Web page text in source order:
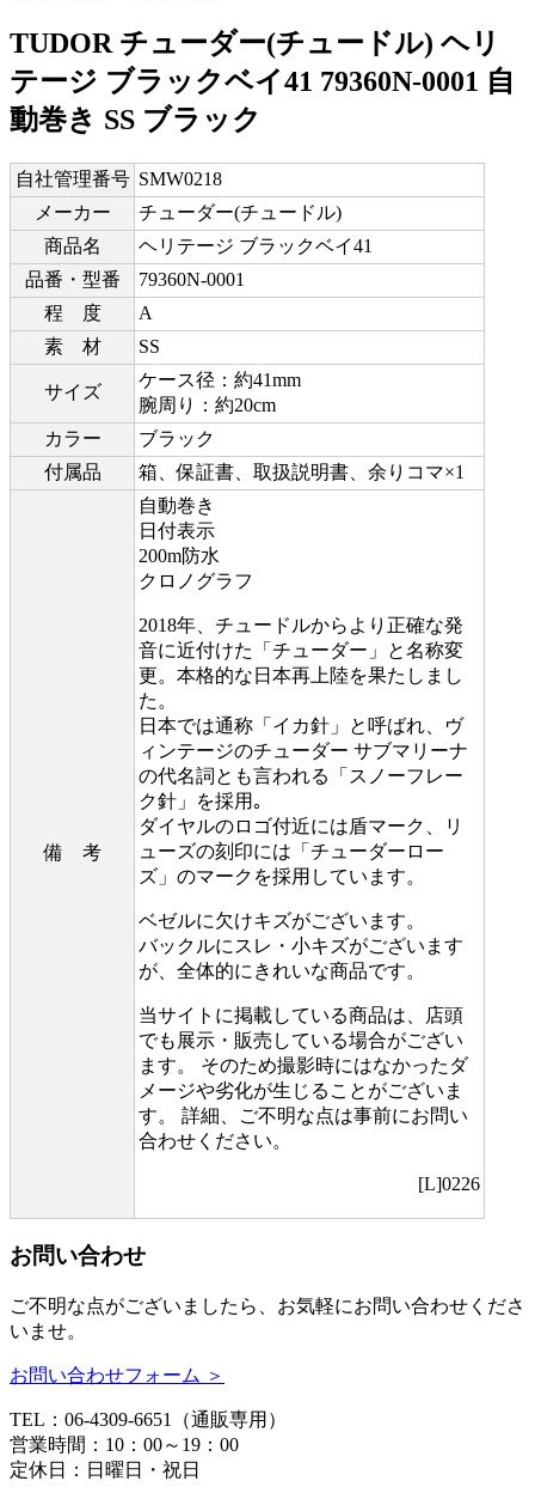
TUDOR チューダー(チュードル) ヘリ
テージ ブラックベイ41 79360N-0001 自
動巻き SS ブラック
自社管理番号 SMW0218
メーカー
チューダー(チュードル)
商品名
ヘリテージ ブラックベイ41
品番・型番
79360N-0001
程 度
A
素 材
SS
サイズ
ケース径：約41mm
腕周り：約20cm
カラー
ブラック
付属品
箱、保証書、取扱説明書、余りコマ×1
備 考
自動巻き
日付表示
200m防水
クロノグラフ
2018年、チュードルからより正確な発
音に近付けた「チューダー」と名称変
更。本格的な日本再上陸を果たしまし
た。
日本では通称「イカ針」と呼ばれ、ヴ
ィンテージのチューダー サブマリーナ
の代名詞とも言われる「スノーフレー
ク針」を採用｡
ダイヤルのロゴ付近には盾マーク、リ
ューズの刻印には「チューダーロー
ズ」のマークを採用しています。
ベゼルに欠けキズがございます。
バックルにスレ・小キズがございます
が、全体的にきれいな商品です。
当サイトに掲載している商品は、店頭
でも展示・販売している場合がござい
ます。 そのため撮影時にはなかったダ
メージや劣化が生じることがございま
す。 詳細、ご不明な点は事前にお問い
合わせください。
[L]0226
お問い合わせ
ご不明な点がございましたら、お気軽にお問い合わせくださ
いませ。
お問い合わせフォーム ＞
TEL：06-4309-6651（通販専用）
営業時間：10：00～19：00
定休日：日曜日・祝日